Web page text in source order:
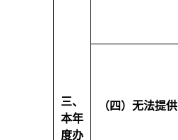
三、
本年
度办
（四）无法提供